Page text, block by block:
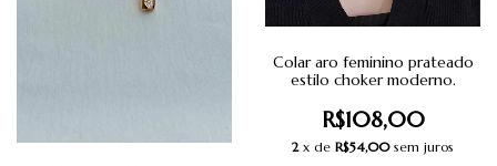
Colar aro feminino prateado
estilo choker moderno.
R$108,00
2 x de R$54,00 sem juros